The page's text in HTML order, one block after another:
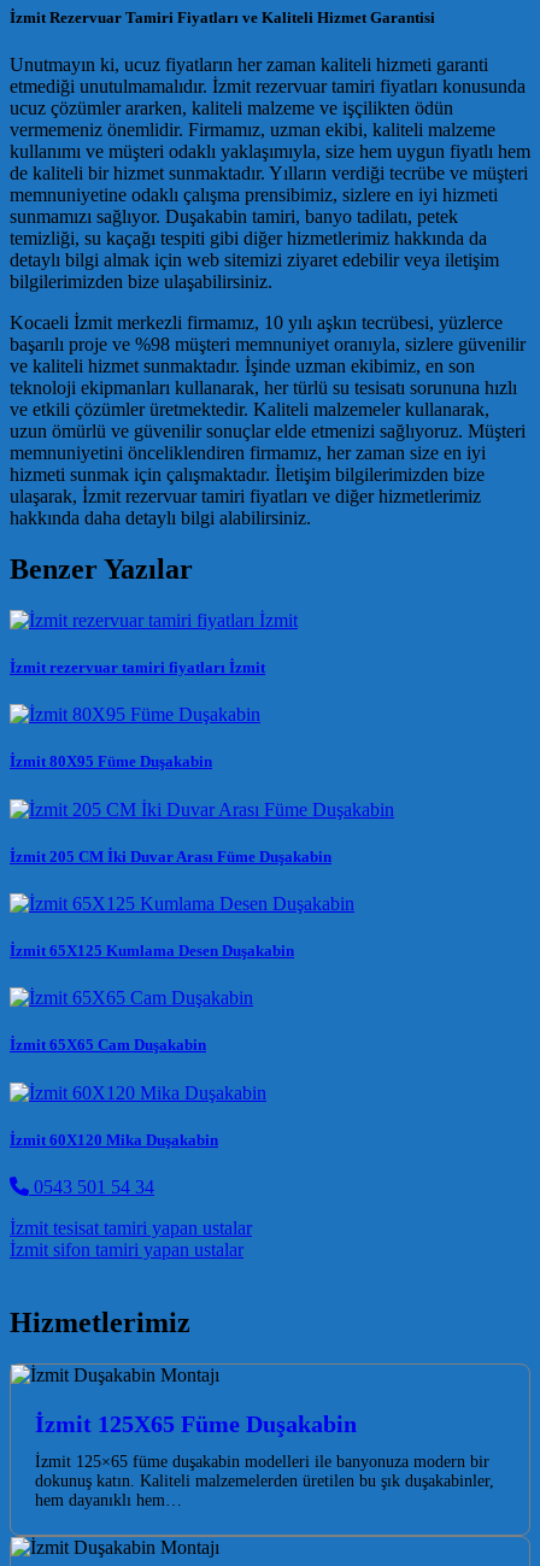
İzmit Rezervuar Tamiri Fiyatları ve Kaliteli Hizmet Garantisi
Unutmayın ki, ucuz fiyatların her zaman kaliteli hizmeti garanti
etmediği unutulmamalıdır. İzmit rezervuar tamiri fiyatları konusunda
ucuz çözümler ararken, kaliteli malzeme ve işçilikten ödün
vermemeniz önemlidir. Firmamız, uzman ekibi, kaliteli malzeme
kullanımı ve müşteri odaklı yaklaşımıyla, size hem uygun fiyatlı hem
de kaliteli bir hizmet sunmaktadır. Yılların verdiği tecrübe ve müşteri
memnuniyetine odaklı çalışma prensibimiz, sizlere en iyi hizmeti
sunmamızı sağlıyor. Duşakabin tamiri, banyo tadilatı, petek
temizliği, su kaçağı tespiti gibi diğer hizmetlerimiz hakkında da
detaylı bilgi almak için web sitemizi ziyaret edebilir veya iletişim
bilgilerimizden bize ulaşabilirsiniz.
Kocaeli İzmit merkezli firmamız, 10 yılı aşkın tecrübesi, yüzlerce
başarılı proje ve %98 müşteri memnuniyet oranıyla, sizlere güvenilir
ve kaliteli hizmet sunmaktadır. İşinde uzman ekibimiz, en son
teknoloji ekipmanları kullanarak, her türlü su tesisatı sorununa hızlı
ve etkili çözümler üretmektedir. Kaliteli malzemeler kullanarak,
uzun ömürlü ve güvenilir sonuçlar elde etmenizi sağlıyoruz. Müşteri
memnuniyetini önceliklendiren firmamız, her zaman size en iyi
hizmeti sunmak için çalışmaktadır. İletişim bilgilerimizden bize
ulaşarak, İzmit rezervuar tamiri fiyatları ve diğer hizmetlerimiz
hakkında daha detaylı bilgi alabilirsiniz.
Benzer Yazılar
İzmit rezervuar tamiri fiyatları İzmit
İzmit 80X95 Füme Duşakabin
İzmit 205 CM İki Duvar Arası Füme Duşakabin
İzmit 65X125 Kumlama Desen Duşakabin
İzmit 65X65 Cam Duşakabin
İzmit 60X120 Mika Duşakabin
0543 501 54 34
Post navigation
İzmit tesisat tamiri yapan ustalar
İzmit sifon tamiri yapan ustalar
Hizmetlerimiz
İzmit 125X65 Füme Duşakabin
İzmit 125×65 füme duşakabin modelleri ile banyonuza modern bir
dokunuş katın. Kaliteli malzemelerden üretilen bu şık duşakabinler,
hem dayanıklı hem…